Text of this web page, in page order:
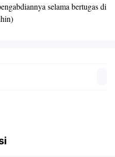
selama bertugas di